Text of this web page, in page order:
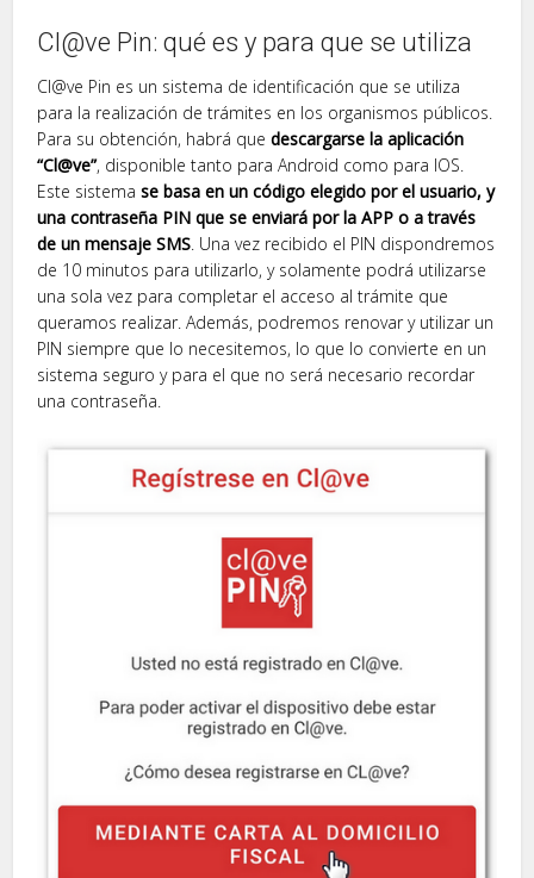
Cl@ve Pin: qué es y para que se utiliza
Cl@ve Pin es un sistema de identificación que se utiliza
para la realización de trámites en los organismos públicos.
Para su obtención, habrá quedescargarse la aplicación
“Cl@ve”, disponible tanto para Android como para IOS.
Este sistemase basa en un código elegido por el usuario, y
una contraseña PIN que se enviará por la APP o a través
de un mensaje SMS. Una vez recibido el PIN dispondremos
de 10 minutos para utilizarlo, y solamente podrá utilizarse
una sola vez para completar el acceso al trámite que
queramos realizar. Además, podremos renovar y utilizar un
PIN siempre que lo necesitemos, lo que lo convierte en un
sistema seguro y para el que no será necesario recordar
una contraseña.